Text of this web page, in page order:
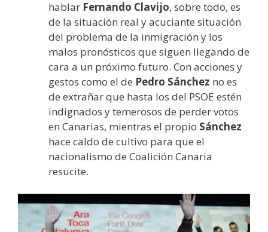
hablar Fernando Clavijo, sobre todo, es
de la situación real y acuciante situación
del problema de la inmigración y los
malos pronósticos que siguen llegando de
cara a un próximo futuro. Con acciones y
gestos como el de Pedro Sánchez no es
de extrañar que hasta los del PSOE estén
indignados y temerosos de perder votos
en Canarias, mientras el propio Sánchez
hace caldo de cultivo para que el
nacionalismo de Coalición Canaria
resucite.